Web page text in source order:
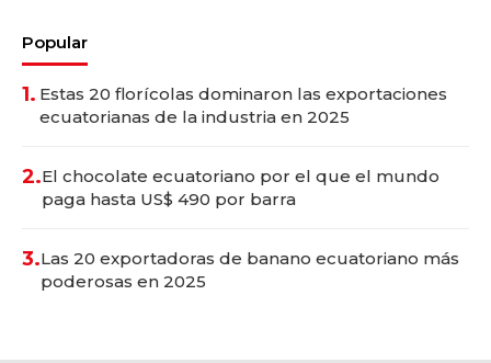
Popular
1. Estas 20 florícolas dominaron las exportaciones
ecuatorianas de la industria en 2025
2.El chocolate ecuatoriano por el que el mundo
paga hasta US$ 490 por barra
3.Las 20 exportadoras de banano ecuatoriano más
poderosas en 2025